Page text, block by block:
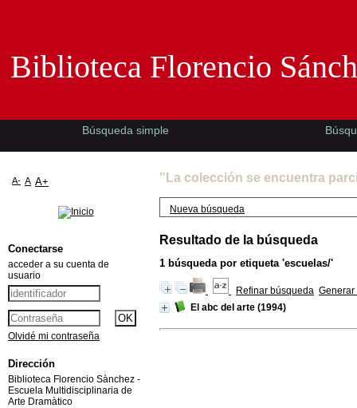
"La colección se encuentra
Nueva búsqueda
Resultado de la búsqueda
1 búsqueda por etiqueta 'escuelas/'
Refinar búsqueda Generar
El abc del arte (1994)
Biblioteca Florencio
Búsqueda simple
A- A A+
Conectarse
acceder a su cuenta de
usuario
Olvidé mi contraseña
Dirección
Biblioteca Florencio Sànchez -
Escuela Multidisciplinaria de
Arte Dramàtico